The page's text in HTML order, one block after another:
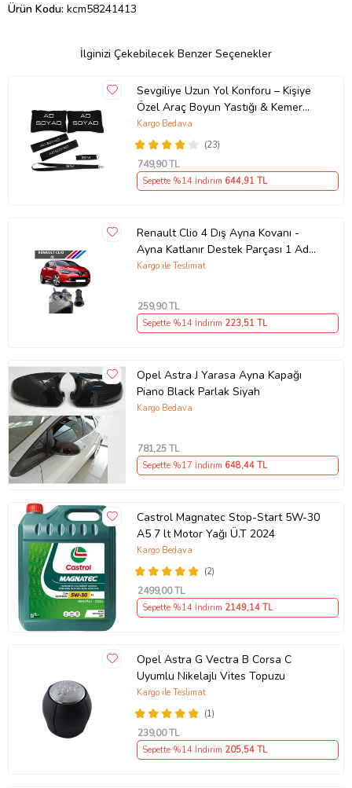
Ürün Kodu: kcm58241413
İlginizi Çekebilecek Benzer Seçenekler
Sevgiliye Uzun Yol Konforu – Kişiye
Özel Araç Boyun Yastığı & Kemer
Pedi Hediye Seti
(23)
Kargo Bedava
749,90 TL
Sepette %14 İndirim 644,91 TL
Renault Clio 4 Dış Ayna Kovanı -
Ayna Katlanır Destek Parçası 1 Adet
490307706 M3625
Kargo ile Teslimat
259,90 TL
Sepette %14 İndirim 223,51 TL
Opel Astra J Yarasa Ayna Kapağı
Piano Black Parlak Siyah
Kargo Bedava
781,25 TL
Sepette %17 İndirim 648,44 TL
Castrol Magnatec Stop-Start 5W-30
A5 7 lt Motor Yağı Ü.T 2024
(2)
Kargo Bedava
2499,00 TL
Sepette %14 İndirim 2149,14 TL
Opel Astra G Vectra B Corsa C
Uyumlu Nikelajlı Vites Topuzu
(1)
Kargo ile Teslimat
239,00 TL
Sepette %14 İndirim 205,54 TL